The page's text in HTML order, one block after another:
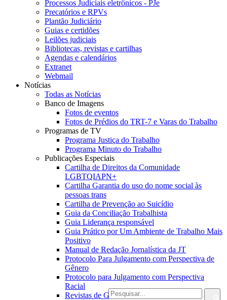
Processos Judiciais eletrônicos - PJe
Precatórios e RPVs
Plantão Judiciário
Guias e certidões
Leilões judiciais
Bibliotecas, revistas e cartilhas
Agendas e calendários
Extranet
Webmail
Notícias
Todas as Notícias
Banco de Imagens
Fotos de eventos
Fotos de Prédios do TRT-7 e Varas do Trabalho
Programas de TV
Programa Justiça do Trabalho
Programa Minuto do Trabalho
Publicações Especiais
Cartilha de Direitos da Comunidade
LGBTQIAPN+
Cartilha Garantia do uso do nome social às
pessoas trans
Cartilha de Prevenção ao Suicídio
Guia da Conciliação Trabalhista
Guia Liderança responsável
Guia Prático por Um Ambiente de Trabalho Mais
Positivo
Manual de Redação Jornalística da JT
Protocolo Para Julgamento com Perspectiva de
Gênero
Protocolo para Julgamento com Perspectiva
Racial
Revistas de Gestão